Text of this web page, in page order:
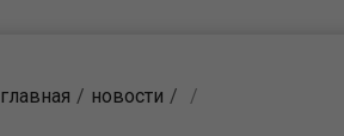
главная новости